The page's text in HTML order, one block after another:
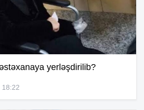
yerləşdirilib?
18:22